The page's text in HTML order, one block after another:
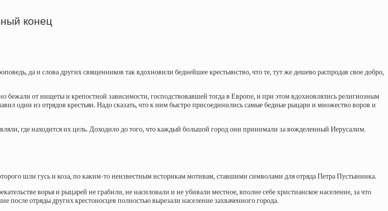
конец
да и слова других священников так вдохновили беднейшее крестьянство, что те, тут же дешево распродав свое добро,
от нищеты и крепостной зависимости, господствовавшей тогда в Европе, и при этом вдохновлялись религиозным
один из отрядов крестьян. Надо сказать, что к ним быстро присоединились самые бедные рыцари и множество воров и
где находится их цель. Доходило до того, что каждый большой город они принимали за вожделенный Иерусалим.
шли гусь и коза, по каким-то неизвестным историкам мотивам, ставшими символами для отряда Петра Пустынника.
ворья и рыцарей не грабили, не насиловали и не убивали местное, вполне себе христианское население, за что
отряды других крестоносцев полностью вырезали население захваченного города.